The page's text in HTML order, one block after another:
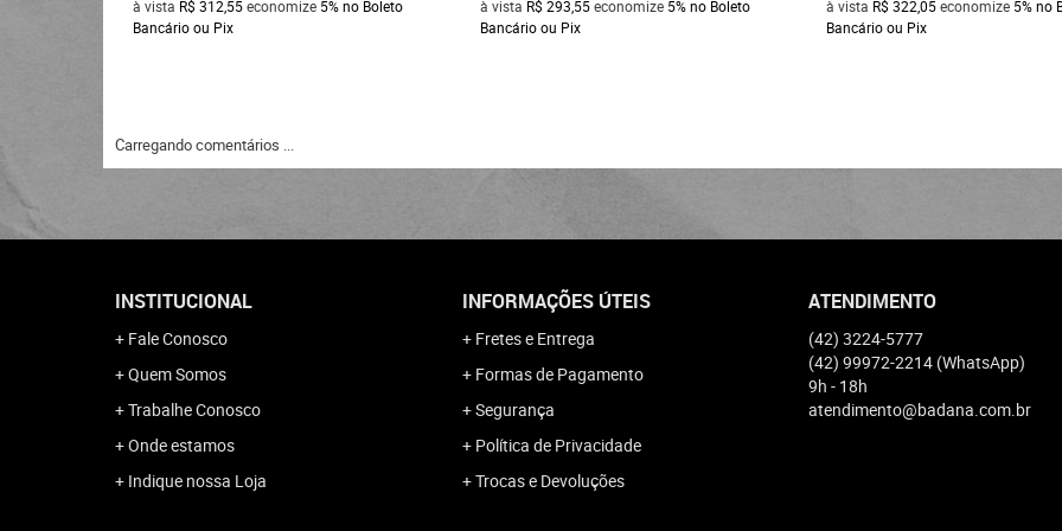
à vista R$ 312,55economize 5%no Boleto
Bancário ou Pix
à vista R$ 293,55economize 5% no Boleto
Bancário ou Pix
à vista R$ 322,05economize 5%no
Bancário ou Pix
Carregando comentários ...
INSTITUCIONAL
Fale Conosco
Quem Somos
Trabalhe Conosco
Onde estamos
Indique nossa Loja
INFORMAÇÕES ÚTEIS
Fretes e Entrega
Formas de Pagamento
Segurança
Política de Privacidade
Trocas e Devoluções
ATENDIMENTO
(42) 3224-5777
(42) 99972-2214 (WhatsApp)
9h - 18h
atendimento@badana.com.br